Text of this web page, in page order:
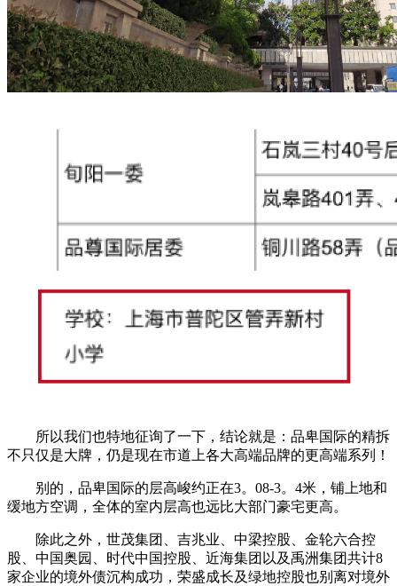
所以我们也特地征询了一下，结论就是：品卑国际的精拆
不只仅是大牌，仍是现在市道上各大高端品牌的更高端系列！
别的，品卑国际的层高峻约正在3。08-3。4米，铺上地和
缓地方空调，全体的室内层高也远比大部门豪宅更高。
除此之外，世茂集团、吉兆业、中梁控股、金轮六合控
股、中国奥园、时代中国控股、近海集团以及禹洲集团共计8
家企业的境外债沉构成功，荣盛成长及绿地控股也别离对境外